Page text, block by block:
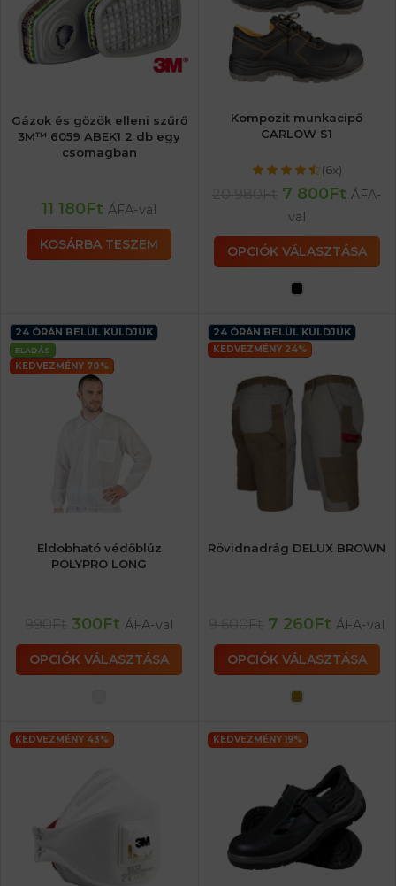
Gázok és gőzök elleni szűrő
3M™ 6059 ABEK1 2 db egy
csomagban
11 180Ft ÁFA-val
KOSÁRBA TESZEM
Kompozit munkacipő
CARLOW S1
(6x)
7 800Ft ÁFA-
val
OPCIÓK VÁLASZTÁSA
24 ÓRÁN BELÜL KÜLDJÜK
ELADÁS
KEDVEZMÉNY 70%
Eldobható védőblúz
POLYPRO LONG
300Ft ÁFA-val
OPCIÓK VÁLASZTÁSA
24 ÓRÁN BELÜL KÜLDJÜK
KEDVEZMÉNY 24%
Rövidnadrág DELUX BROWN
7 260Ft ÁFA-val
OPCIÓK VÁLASZTÁSA
KEDVEZMÉNY 43% KEDVEZMÉNY 19%